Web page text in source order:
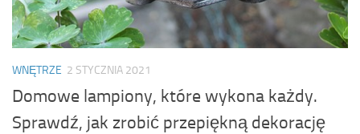
WNĘTRZE 2 STYCZNIA 2021
Domowe lampiony, które wykona każdy.
Sprawdź, jak zrobić przepiękną dekorację